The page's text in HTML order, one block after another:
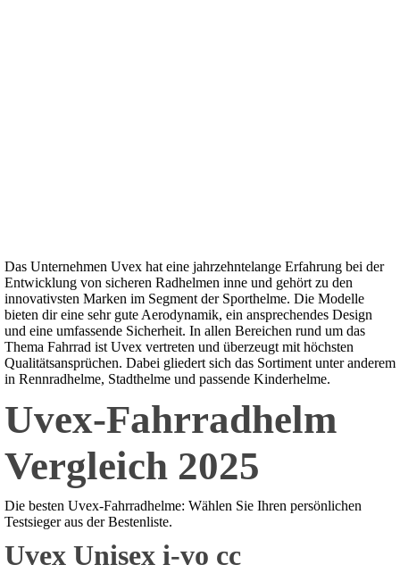
Das Unternehmen Uvex hat eine jahrzehntelange Erfahrung bei der
Entwicklung von sicheren Radhelmen inne und gehört zu den
innovativsten Marken im Segment der Sporthelme. Die Modelle
bieten dir eine sehr gute Aerodynamik, ein ansprechendes Design
und eine umfassende Sicherheit. In allen Bereichen rund um das
Thema Fahrrad ist Uvex vertreten und überzeugt mit höchsten
Qualitätsansprüchen. Dabei gliedert sich das Sortiment unter anderem
in Rennradhelme, Stadthelme und passende Kinderhelme.
Uvex-Fahrradhelm
Vergleich 2025
Die besten Uvex-Fahrradhelme: Wählen Sie Ihren persönlichen
Testsieger aus der Bestenliste.
Uvex Unisex i-vo cc